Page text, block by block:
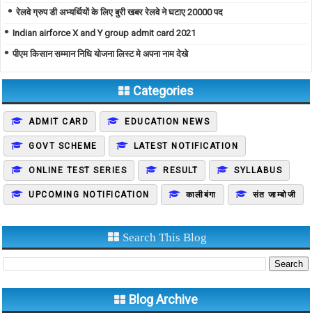
रेलवे ग्रुप डी अभ्यर्थियों के लिए बुरी खबर रेलवे ने घटाए 20000 पद
Indian airforce X and Y group admit card 2021
पीएम किसान सम्मान निधि योजना लिस्ट मे अपना नाम देखे
Categories
ADMIT CARD EDUCATION NEWS
GOVT SCHEME LATEST NOTIFICATION
ONLINE TEST SERIES RESULT SYLLABUS
UPCOMING NOTIFICATION कालीबंगा संत जाम्बोजी
Search This Blog
Blog Archive